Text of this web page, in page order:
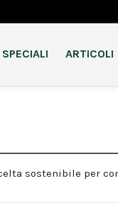
ARTICOLI
sostenibile per